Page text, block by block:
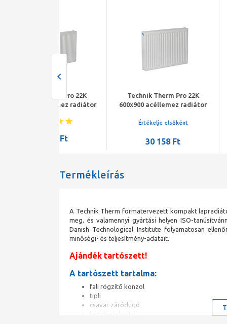
Technik Therm Pro 22K
600x900 acéllemez radiátor
Értékelje elsőként
Technik
600x800
Termékleírás
A Technik Therm formatervezett kompakt
meg, és valamennyi gyártási helyen ISO-
Danish Technological Institute folyamatosan
minőségi- és teljesítmény-adatait.
Ajándék tartószett!
A tartószett tartalma:
fali rögzítő konzol
tipli
csavar záródugó
kézi légtelenítő